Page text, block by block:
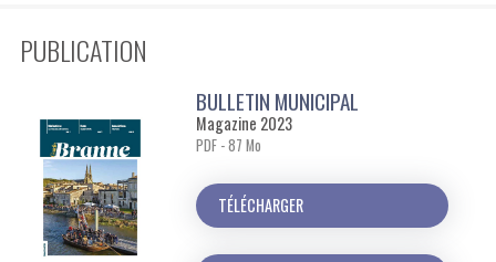
PUBLICATION
BULLETIN MUNICIPAL
Magazine 2023
PDF - 87 Mo
TÉLÉCHARGER